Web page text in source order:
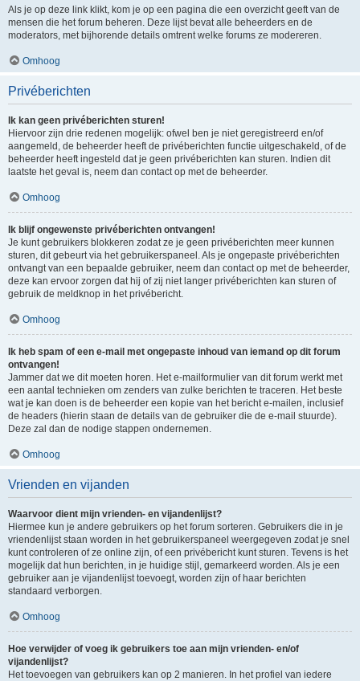
Als je op deze link klikt, kom je op een pagina die een overzicht geeft van de
mensen die het forum beheren. Deze lijst bevat alle beheerders en de
moderators, met bijhorende details omtrent welke forums ze modereren.
Omhoog
Privéberichten
Ik kan geen privéberichten sturen!
Hiervoor zijn drie redenen mogelijk: ofwel ben je niet geregistreerd en/of
aangemeld, de beheerder heeft de privéberichten functie uitgeschakeld, of de
beheerder heeft ingesteld dat je geen privéberichten kan sturen. Indien dit
laatste het geval is, neem dan contact op met de beheerder.
Omhoog
Ik blijf ongewenste privéberichten ontvangen!
Je kunt gebruikers blokkeren zodat ze je geen privéberichten meer kunnen
sturen, dit gebeurt via het gebruikerspaneel. Als je ongepaste privéberichten
ontvangt van een bepaalde gebruiker, neem dan contact op met de beheerder,
deze kan ervoor zorgen dat hij of zij niet langer privéberichten kan sturen of
gebruik de meldknop in het privébericht.
Omhoog
Ik heb spam of een e-mail met ongepaste inhoud van iemand op dit forum
ontvangen!
Jammer dat we dit moeten horen. Het e-mailformulier van dit forum werkt met
een aantal technieken om zenders van zulke berichten te traceren. Het beste
wat je kan doen is de beheerder een kopie van het bericht e-mailen, inclusief
de headers (hierin staan de details van de gebruiker die de e-mail stuurde).
Deze zal dan de nodige stappen ondernemen.
Omhoog
Vrienden en vijanden
Waarvoor dient mijn vrienden- en vijandenlijst?
Hiermee kun je andere gebruikers op het forum sorteren. Gebruikers die in je
vriendenlijst staan worden in het gebruikerspaneel weergegeven zodat je snel
kunt controleren of ze online zijn, of een privébericht kunt sturen. Tevens is het
mogelijk dat hun berichten, in je huidige stijl, gemarkeerd worden. Als je een
gebruiker aan je vijandenlijst toevoegt, worden zijn of haar berichten
standaard verborgen.
Omhoog
Hoe verwijder of voeg ik gebruikers toe aan mijn vrienden- en/of
vijandenlijst?
Het toevoegen van gebruikers kan op 2 manieren. In het profiel van iedere